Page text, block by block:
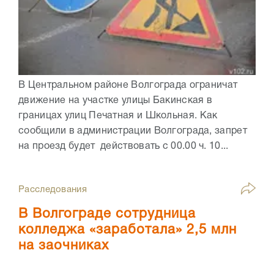
В Центральном районе Волгограда ограничат
движение на участке улицы Бакинская в
границах улиц Печатная и Школьная. Как
сообщили в администрации Волгограда, запрет
на проезд будет действовать с 00.00 ч. 10...
Расследования
В Волгограде сотрудница
колледжа «заработала» 2,5 млн
на заочниках